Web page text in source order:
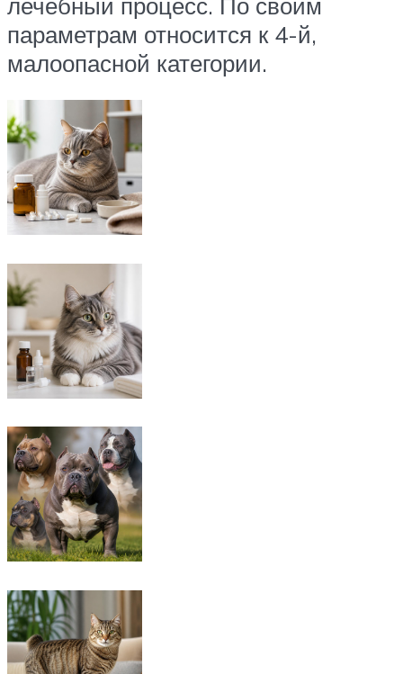
параметрам относится к 4-й,
малоопасной категории.